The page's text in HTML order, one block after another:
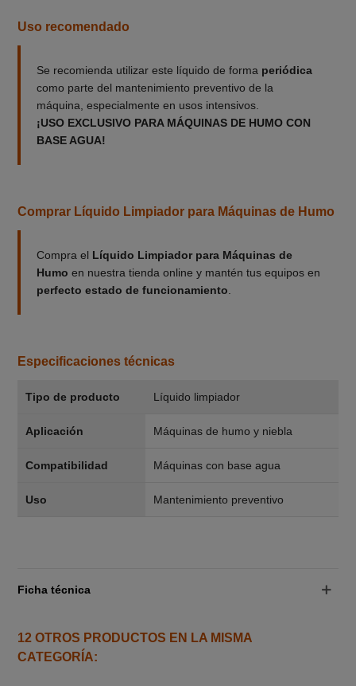
Uso recomendado
Se recomienda utilizar este líquido de forma periódica
como parte del mantenimiento preventivo de la
máquina, especialmente en usos intensivos.
¡USO EXCLUSIVO PARA MÁQUINAS DE HUMO CON
BASE AGUA!
Comprar Líquido Limpiador para Máquinas de Humo
Compra el Líquido Limpiador para Máquinas de
Humo en nuestra tienda online y mantén tus equipos en
perfecto estado de funcionamiento
Especificaciones técnicas
Tipo de producto Líquido limpiador
Aplicación Máquinas de humo y niebla
Compatibilidad Máquinas con base agua
Uso Mantenimiento preventivo
Ficha técnica
12 OTROS PRODUCTOS EN LA MISMA
CATEGORÍA: